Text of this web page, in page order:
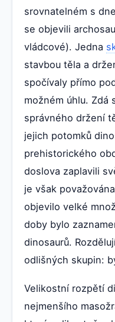
srovnatelném s
se objevili
vládcové). Jedna
stavbou těla a
spočívaly přímo
možném úhlu. Zdá
správného držení
jejich potomků
prehistorického
doslova zaplavili
je však
objevilo velké
doby bylo
dinosaurů.
odlišných skupin:
Velikostní rozpětí
nejmenšího